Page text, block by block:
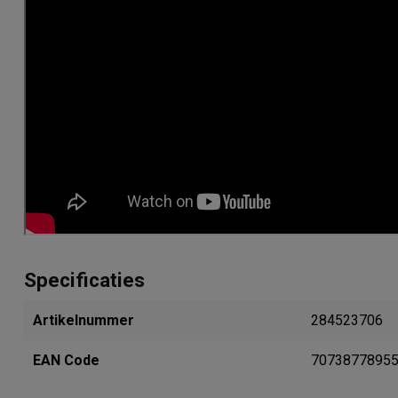
Specificaties
Artikelnummer 284523706
EAN Code